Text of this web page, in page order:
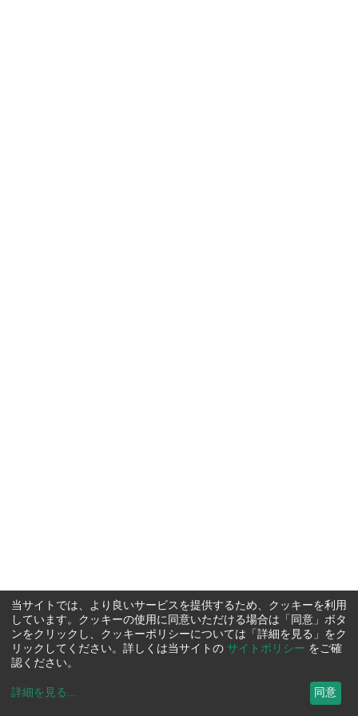
当サイトでは、より良いサービスを提供するため、クッキーを利用
しています。クッキーの使用に同意いただける場合は「同意」ボタ
ンをクリックし、クッキーポリシーについては「詳細を見る」をク
リックしてください。詳しくは当サイトの サイトポリシー をご確
認ください。
詳細を見る ... 同意